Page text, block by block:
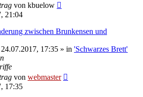
von kbuelow
21:04
zwischen Brunkensen und
17:35 » in 'Schwarzes Brett'
von webmaster
17:35